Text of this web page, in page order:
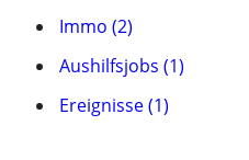
Immo (2)
Aushilfsjobs (1)
Ereignisse (1)